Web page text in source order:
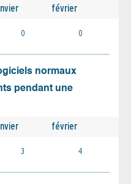
février
0 0
normaux
pendant une
février
3 4